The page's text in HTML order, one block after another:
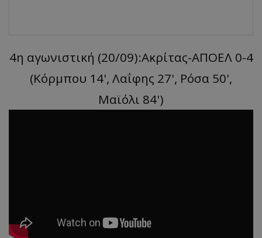
4η αγωνιστική (20/09):Ακρίτας-ΑΠΟΕΛ 0-4
(Κόρμπου 14', Λαΐφης 27', Ρόσα 50',
Μαϊόλι 84')